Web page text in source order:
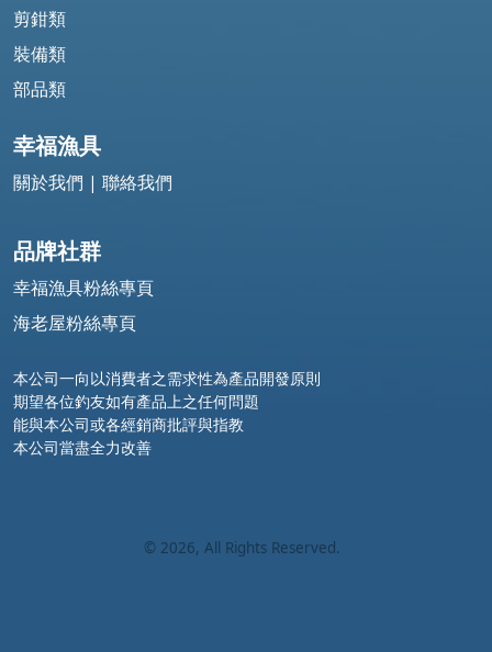
剪鉗類
裝備類
部品類
幸福漁具
關於我們 | 聯絡我們
品牌社群
幸福漁具粉絲專頁
海老屋粉絲專頁
本公司一向以消費者之需求性為產品開發原則
期望各位釣友如有產品上之任何問題
能與本公司或各經銷商批評與指教
本公司當盡全力改善
© 2026, All Rights Reserved.